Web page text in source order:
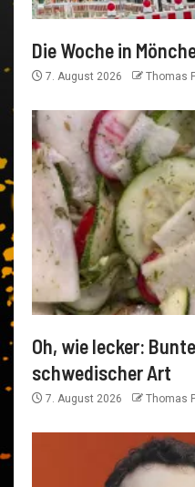
Die Woche in
7. August 2026 Thomas
Oh, wie lecker:
schwedischer Art
7. August 2026 Thomas